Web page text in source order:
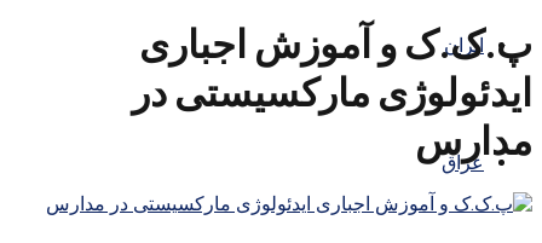
ایران
عراق
پ.ک.ک و آموزش اجباری
ایدئولوژی مارکسیستی در
مدارس